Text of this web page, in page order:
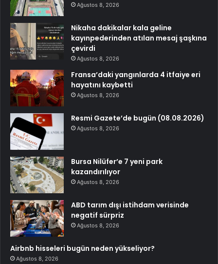
Ağustos 8, 2026
Nikaha dakikalar kala geline
kayınpederinden atılan mesaj şaşkına
çevirdi
Ağustos 8, 2026
Fransa’daki yangınlarda 4 itfaiye eri
hayatını kaybetti
Ağustos 8, 2026
Resmi Gazete’de bugün (08.08.2026)
Ağustos 8, 2026
Bursa Nilüfer’e 7 yeni park
kazandırılıyor
Ağustos 8, 2026
ABD tarım dışı istihdam verisinde
negatif sürpriz
Ağustos 8, 2026
Airbnb hisseleri bugün neden yükseliyor?
Ağustos 8, 2026